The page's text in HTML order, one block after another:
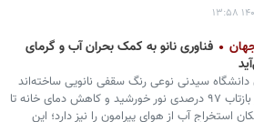
فناوری نانو به کمک بحران آب و گرمای
دانشگاه سیدنی نوعی رنگ سقفی نانویی ساخته‌اند
که علاوه‌بر بازتاب ۹۷ درصدی نور خورشید و کاهش دمای خانه تا
استخراج آب از هوای پیرامون را نیز دارد؛ این